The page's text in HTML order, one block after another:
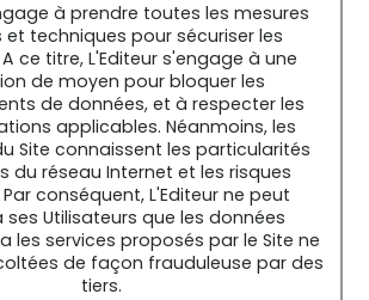
à prendre toutes les mesures
et techniques pour sécuriser les
ce titre, L'Editeur s'engage à une
de moyen pour bloquer les
de données, et à respecter les
applicables. Néanmoins, les
Site connaissent les particularités
du réseau Internet et les risques
conséquent, L'Editeur ne peut
Utilisateurs que les données
les services proposés par le Site ne
de façon frauduleuse par des
tiers.